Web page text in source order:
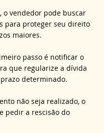
o vendedor pode buscar
para proteger seu direito
maiores.
passo é notificar o
que regularize a dívida
determinado.
não seja realizado, o
pedir a rescisão do